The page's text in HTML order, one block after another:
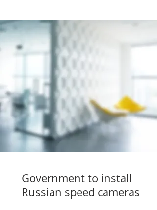
Government to install
Russian speed cameras